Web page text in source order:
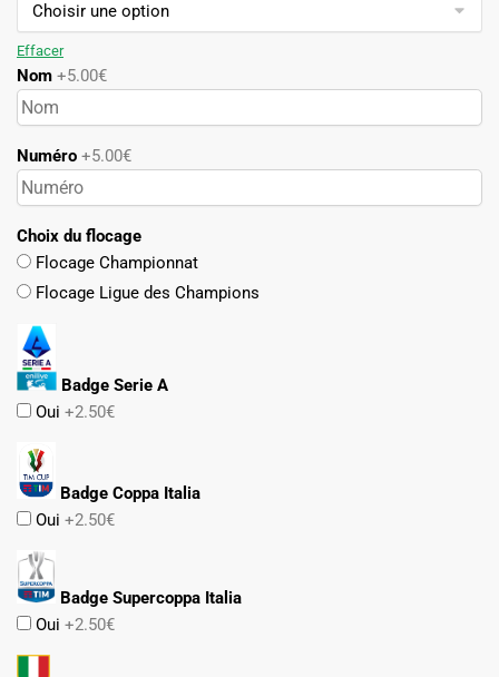
était :
est :
Effacer
Nom +5.00€
Numéro +5.00€
Choix du flocage
Flocage Championnat
Flocage Ligue des Champions
Badge Serie A
Oui +2.50€
Badge Coppa Italia
Oui +2.50€
Badge Supercoppa Italia
Oui +2.50€